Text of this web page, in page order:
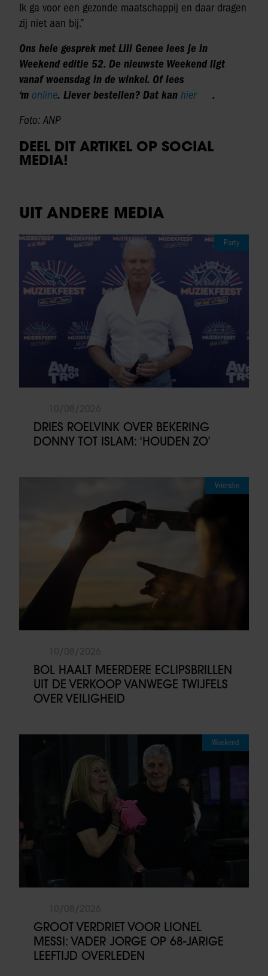
Ik ga voor een gezonde maatschappij en daar dragen
zij niet aan bij.”
Ons hele gesprek met Lili Genee lees je in
Weekend editie 52. De nieuwste Weekend ligt
vanaf woensdag in de winkel. Of lees
‘m online. Liever bestellen? Dat kan hier
.
Foto: ANP
DEEL DIT ARTIKEL OP SOCIAL
MEDIA!
UIT ANDERE MEDIA
Party
DRIES ROELVINK OVER BEKERING
DONNY TOT ISLAM: ‘HOUDEN ZO’
Vriendin
BOL HAALT MEERDERE ECLIPSBRILLEN
UIT DE VERKOOP VANWEGE TWIJFELS
OVER VEILIGHEID
Weekend
GROOT VERDRIET VOOR LIONEL
MESSI: VADER JORGE OP 68-JARIGE
LEEFTIJD OVERLEDEN